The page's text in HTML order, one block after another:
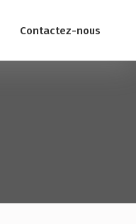
Contactez-nous